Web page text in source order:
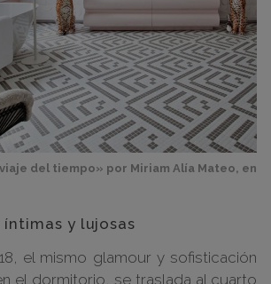
del tiempo» por Miriam Alía Mateo, en
íntimas y lujosas
el mismo glamour y sofisticación
el dormitorio, se traslada al cuarto